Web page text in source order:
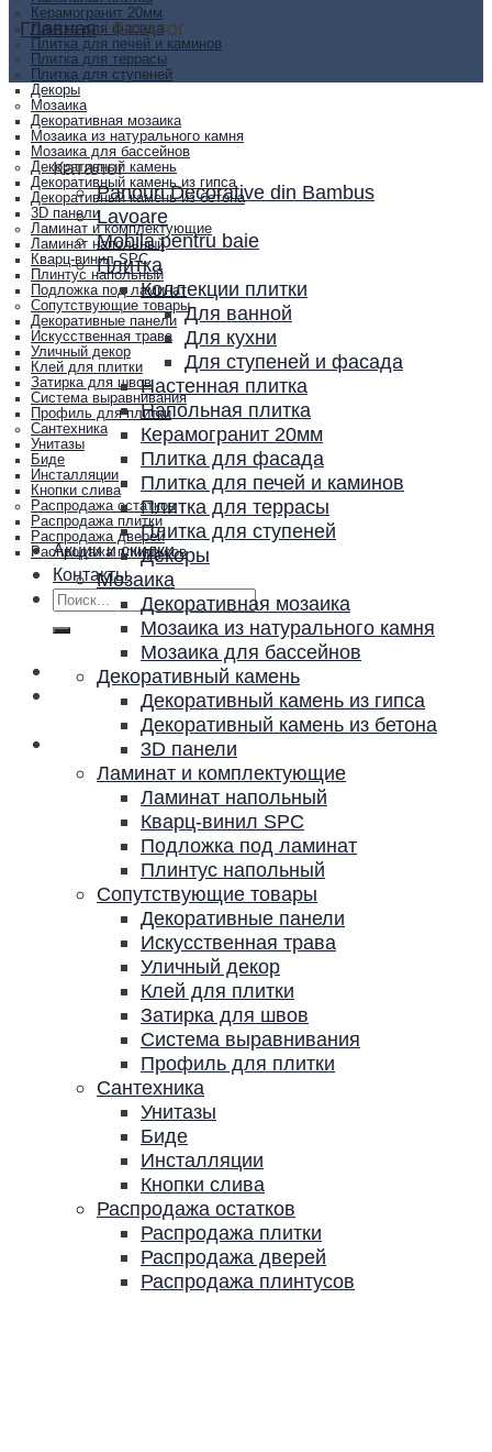
Керамогранит 20мм
Плитка для фасада
Плитка для печей и каминов
Плитка для террасы
Плитка для ступеней
Декоры
Мозаика
Декоративная мозаика
Мозаика из натурального камня
Мозаика для бассейнов
Декоративный камень
Декоративный камень из гипса
Декоративный камень из бетона
3D панели
Ламинат и комплектующие
Ламинат напольный
Кварц-винил SPC
Плинтус напольный
Подложка под ламинат
Сопутствующие товары
Декоративные панели
Искусственная трава
Уличный декор
Клей для плитки
Затирка для швов
Система выравнивания
Профиль для плитки
Сантехника
Унитазы
Биде
Инсталляции
Кнопки слива
Распродажа остатков
Распродажа плитки
Распродажа дверей
Распродажа плинтусов
Акции и скидки
Контакты
Искать:
Главная /Каталог
Каталог
Panouri Decorative din Bambus
Lavoare
Mobila pentru baie
Плитка
Коллекции плитки
Для ванной
Для кухни
Для ступеней и фасада
Настенная плитка
Напольная плитка
Керамогранит 20мм
Плитка для фасада
Плитка для печей и каминов
Плитка для террасы
Плитка для ступеней
Декоры
Мозаика
Декоративная мозаика
Мозаика из натурального камня
Мозаика для бассейнов
Декоративный камень
Декоративный камень из гипса
Декоративный камень из бетона
3D панели
Ламинат и комплектующие
Ламинат напольный
Кварц-винил SPC
Подложка под ламинат
Плинтус напольный
Сопутствующие товары
Декоративные панели
Искусственная трава
Уличный декор
Клей для плитки
Затирка для швов
Система выравнивания
Профиль для плитки
Сантехника
Унитазы
Биде
Инсталляции
Кнопки слива
Распродажа остатков
Распродажа плитки
Распродажа дверей
Распродажа плинтусов